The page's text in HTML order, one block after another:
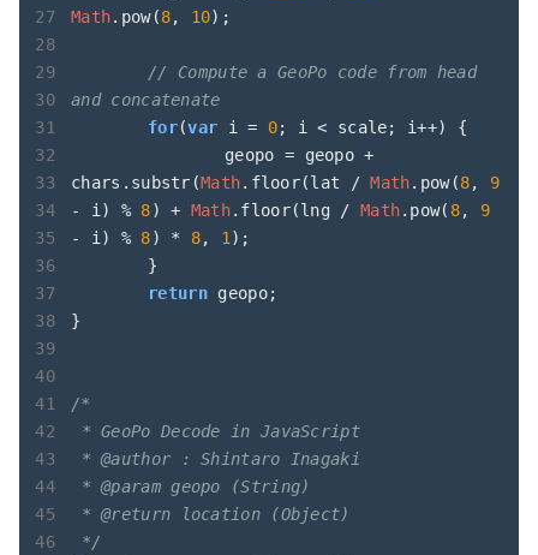
Math.pow(8, 10);
// Compute a GeoPo code from head
and concatenate
for(var i = 0; i < scale; i++) {
chars.substr(Math.floor(lat / Math.pow(8, 9
- i) % 8) + Math.floor(lng / Math.pow( 8, 9
- i) % 8) * 8, 1 );
return geopo;
}
/*
*/